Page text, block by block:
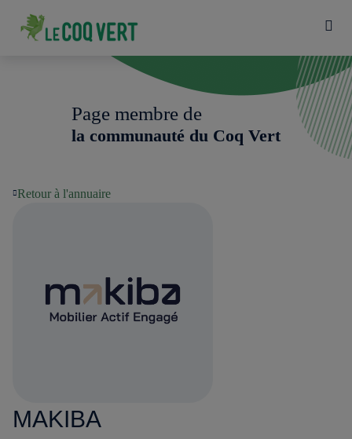
Page membre de
la communauté du Coq Vert
Retour à l'annuaire
MAKIBA